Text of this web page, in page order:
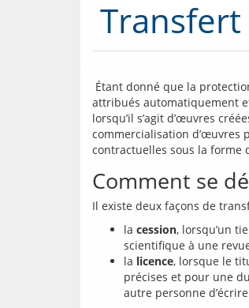
attribués automatiquement
lorsqu’il s’agit d’œuvres
commercialisation d’œuvres
contractuelles sous la forme
Comment se
la cession, lorsqu’un
scientifique à une
la licence, lorsque le
précises et pour une
autre personne